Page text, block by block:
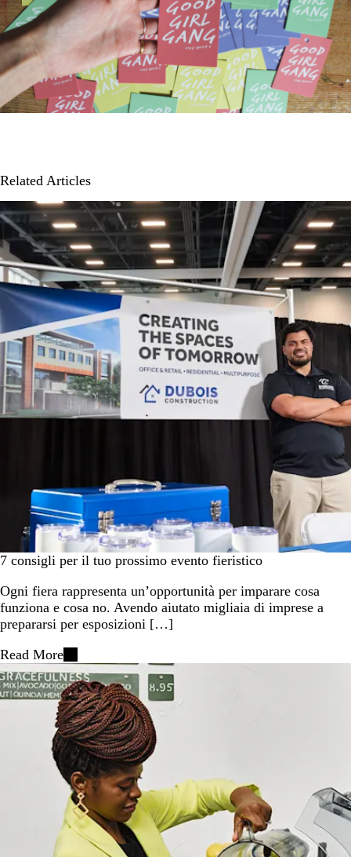
Related Articles
7 consigli per il tuo prossimo evento fieristico
Ogni fiera rappresenta un’opportunità per imparare cosa
funziona e cosa no. Avendo aiutato migliaia di imprese a
prepararsi per esposizioni […]
Read More